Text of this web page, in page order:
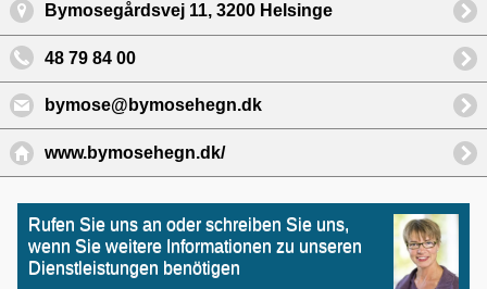
Bymosegårdsvej 11, 3200 Helsinge
48 79 84 00
bymose@bymosehegn.dk
www.bymosehegn.dk/
Rufen Sie uns an oder schreiben Sie uns,
wenn Sie weitere Informationen zu unseren
Dienstleistungen benötigen